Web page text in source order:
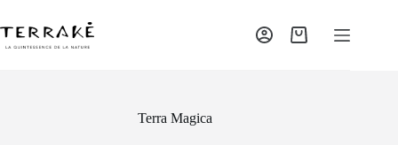
Terra Magica